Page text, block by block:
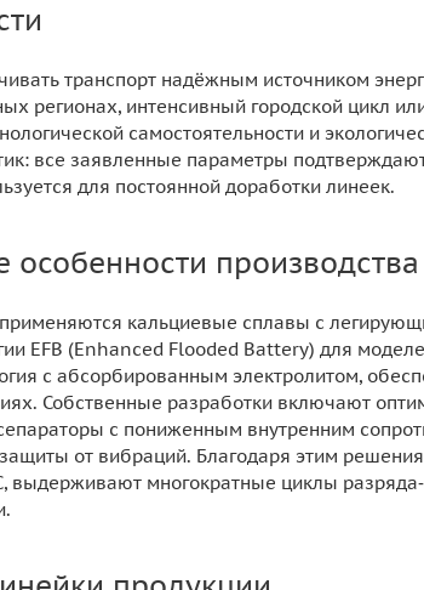
транспорт надёжным источником
регионах, интенсивный городской цикл
самостоятельности и
все заявленные параметры
для постоянной доработки линеек.
особенности производства
кальциевые сплавы с
EFB (Enhanced Flooded Battery) для
с абсорбированным электролитом,
Собственные разработки включают
с пониженным внутренним
от вибраций. Благодаря этим
выдерживают многократные циклы